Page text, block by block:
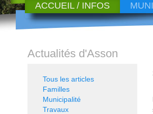
ACCUEIL / INFOS
Actualités d'Asson
Tous les articles
Familles
Municipalité
Travaux